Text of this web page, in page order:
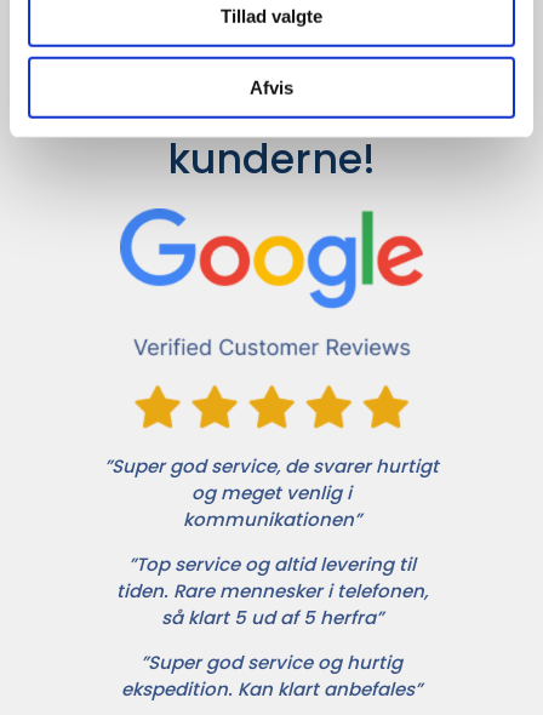
Tillad valgte
Afvis
Det siger
kunderne!
”Super god service, de svarer hurtigt
og meget venlig i
kommunikationen”
”Top service og altid levering til
tiden. Rare mennesker i telefonen,
så klart 5 ud af 5 herfra”
”Super god service og hurtig
ekspedition. Kan klart anbefales”